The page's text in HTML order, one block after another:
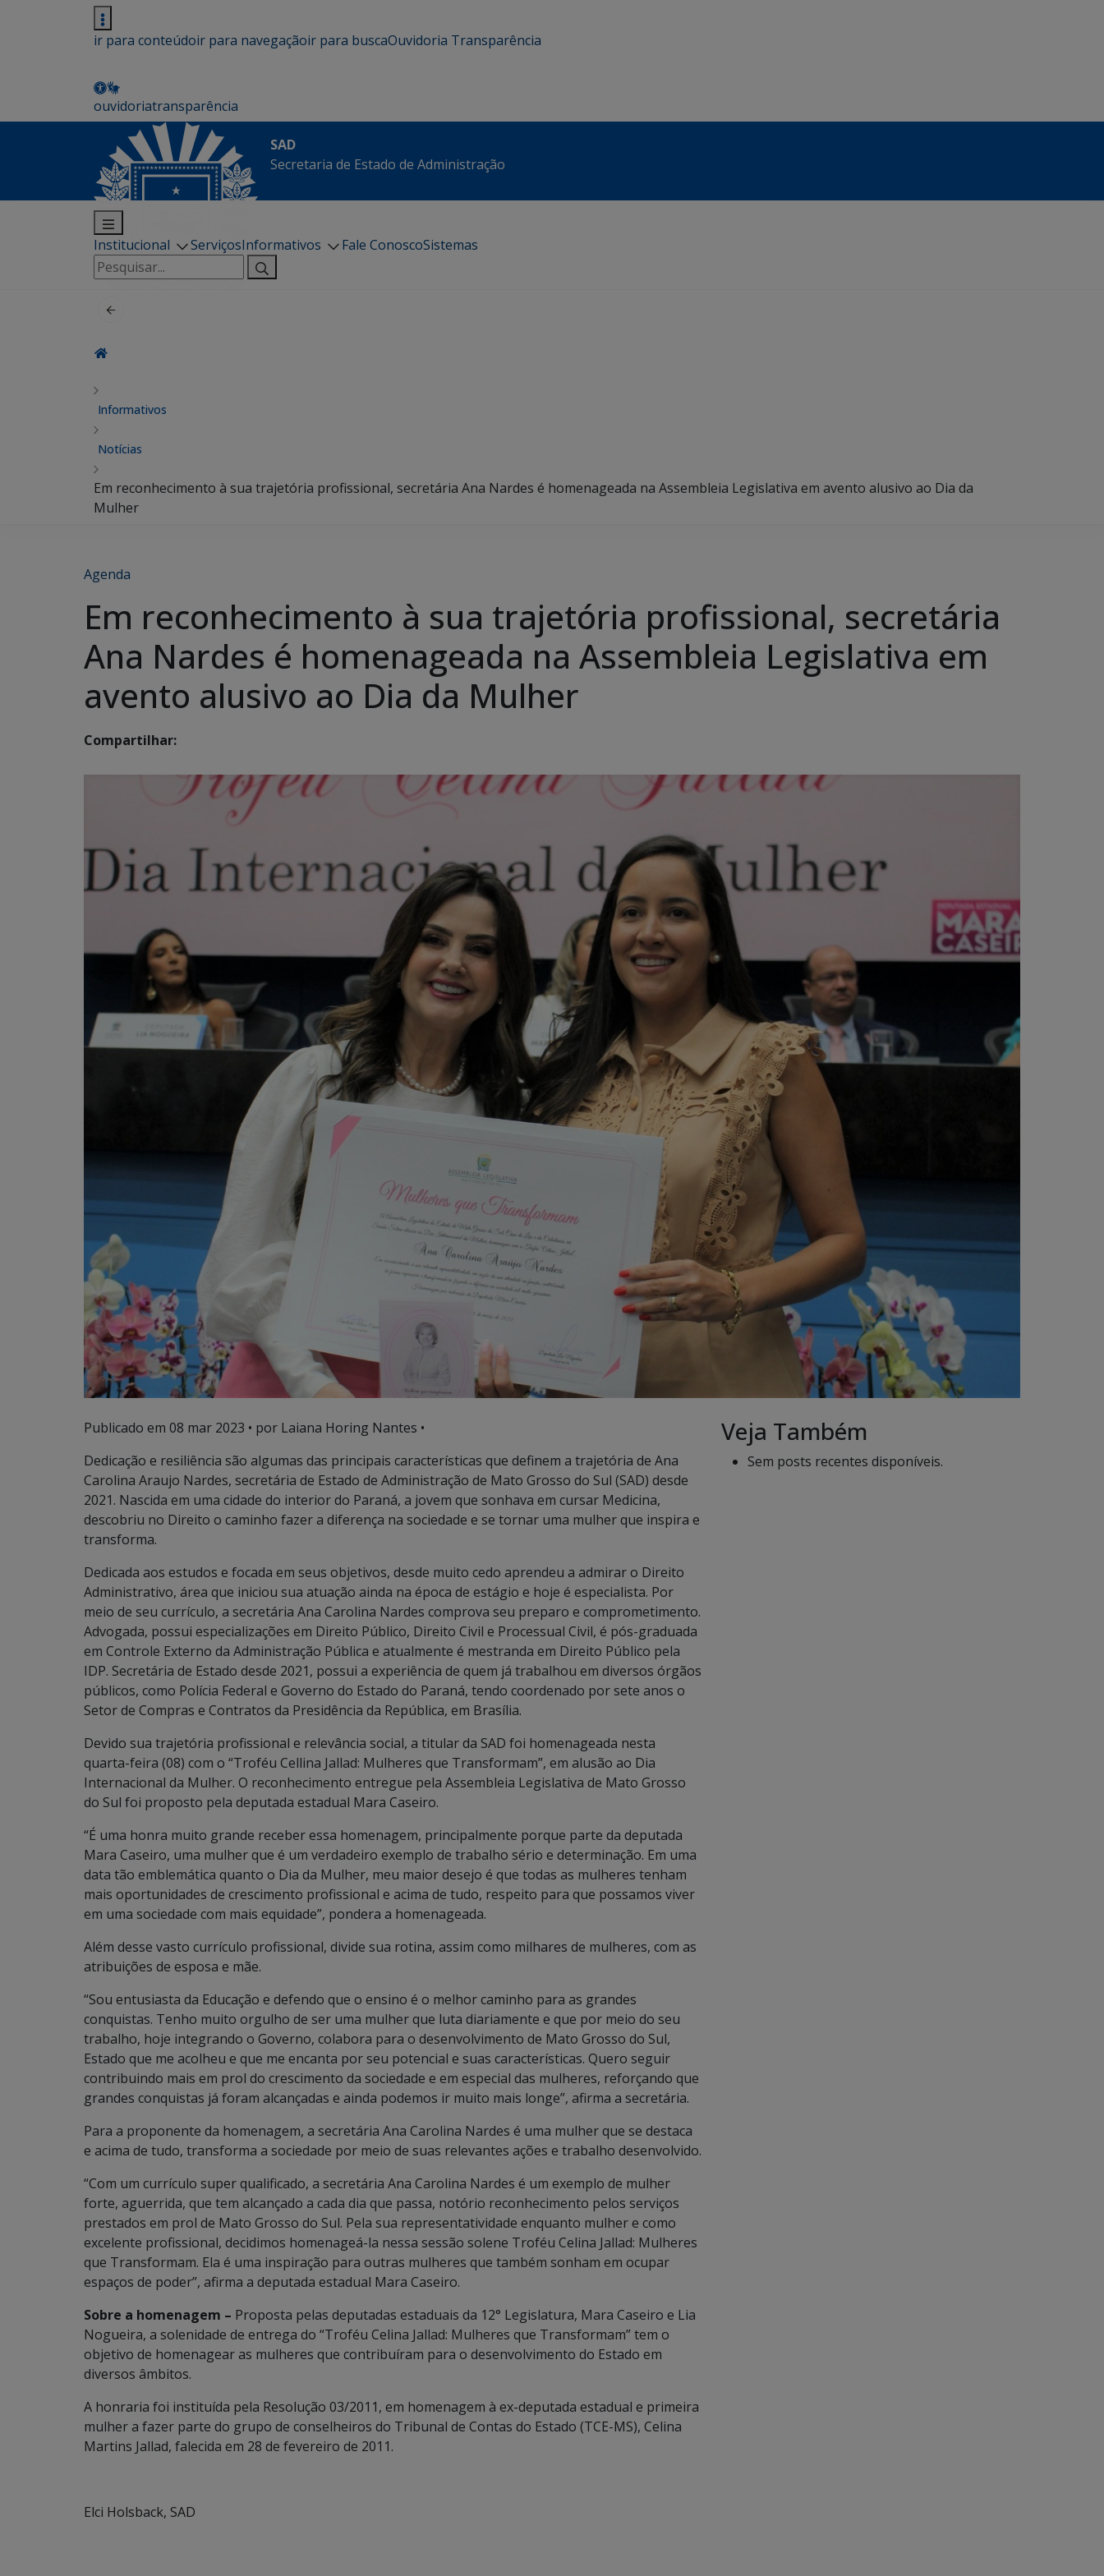
ir para conteúdoir para navegaçãoir para buscaOuvidoria Transparência
ouvidoriatransparência
SAD
Secretaria de Estado de Administração
Institucional ServiçosInformativos Fale ConoscoSistemas
Pesquisar
por:
Informativos
Notícias
Em reconhecimento à sua trajetória profissional, secretária Ana Nardes é homenageada na Assembleia Legislativa em avento alusivo ao Dia da
Mulher
Agenda
Em reconhecimento à sua trajetória profissional, secretária
Ana Nardes é homenageada na Assembleia Legislativa em
avento alusivo ao Dia da Mulher
Compartilhar:
Publicado em 08 mar 2023 • por Laiana Horing Nantes •
Dedicação e resiliência são algumas das principais características que definem a trajetória de Ana
Carolina Araujo Nardes, secretária de Estado de Administração de Mato Grosso do Sul (SAD) desde
2021. Nascida em uma cidade do interior do Paraná, a jovem que sonhava em cursar Medicina,
descobriu no Direito o caminho fazer a diferença na sociedade e se tornar uma mulher que inspira e
transforma.
Dedicada aos estudos e focada em seus objetivos, desde muito cedo aprendeu a admirar o Direito
Administrativo, área que iniciou sua atuação ainda na época de estágio e hoje é especialista. Por
meio de seu currículo, a secretária Ana Carolina Nardes comprova seu preparo e comprometimento.
Advogada, possui especializações em Direito Público, Direito Civil e Processual Civil, é pós-graduada
em Controle Externo da Administração Pública e atualmente é mestranda em Direito Público pela
IDP. Secretária de Estado desde 2021, possui a experiência de quem já trabalhou em diversos órgãos
públicos, como Polícia Federal e Governo do Estado do Paraná, tendo coordenado por sete anos o
Setor de Compras e Contratos da Presidência da República, em Brasília.
Devido sua trajetória profissional e relevância social, a titular da SAD foi homenageada nesta
quarta-feira (08) com o “Troféu Cellina Jallad: Mulheres que Transformam”, em alusão ao Dia
Internacional da Mulher. O reconhecimento entregue pela Assembleia Legislativa de Mato Grosso
do Sul foi proposto pela deputada estadual Mara Caseiro.
“É uma honra muito grande receber essa homenagem, principalmente porque parte da deputada
Mara Caseiro, uma mulher que é um verdadeiro exemplo de trabalho sério e determinação. Em uma
data tão emblemática quanto o Dia da Mulher, meu maior desejo é que todas as mulheres tenham
mais oportunidades de crescimento profissional e acima de tudo, respeito para que possamos viver
em uma sociedade com mais equidade”, pondera a homenageada.
Além desse vasto currículo profissional, divide sua rotina, assim como milhares de mulheres, com as
atribuições de esposa e mãe.
“Sou entusiasta da Educação e defendo que o ensino é o melhor caminho para as grandes
conquistas. Tenho muito orgulho de ser uma mulher que luta diariamente e que por meio do seu
trabalho, hoje integrando o Governo, colabora para o desenvolvimento de Mato Grosso do Sul,
Estado que me acolheu e que me encanta por seu potencial e suas características. Quero seguir
contribuindo mais em prol do crescimento da sociedade e em especial das mulheres, reforçando que
grandes conquistas já foram alcançadas e ainda podemos ir muito mais longe”, afirma a secretária.
Para a proponente da homenagem, a secretária Ana Carolina Nardes é uma mulher que se destaca
e acima de tudo, transforma a sociedade por meio de suas relevantes ações e trabalho desenvolvido.
“Com um currículo super qualificado, a secretária Ana Carolina Nardes é um exemplo de mulher
forte, aguerrida, que tem alcançado a cada dia que passa, notório reconhecimento pelos serviços
prestados em prol de Mato Grosso do Sul. Pela sua representatividade enquanto mulher e como
excelente profissional, decidimos homenageá-la nessa sessão solene Troféu Celina Jallad: Mulheres
que Transformam. Ela é uma inspiração para outras mulheres que também sonham em ocupar
espaços de poder”, afirma a deputada estadual Mara Caseiro.
Sobre a homenagem – Proposta pelas deputadas estaduais da 12° Legislatura, Mara Caseiro e Lia
Nogueira, a solenidade de entrega do “Troféu Celina Jallad: Mulheres que Transformam” tem o
objetivo de homenagear as mulheres que contribuíram para o desenvolvimento do Estado em
diversos âmbitos.
A honraria foi instituída pela Resolução 03/2011, em homenagem à ex-deputada estadual e primeira
mulher a fazer parte do grupo de conselheiros do Tribunal de Contas do Estado (TCE-MS), Celina
Martins Jallad, falecida em 28 de fevereiro de 2011.
Elci Holsback, SAD
Veja Também
Sem posts recentes disponíveis.